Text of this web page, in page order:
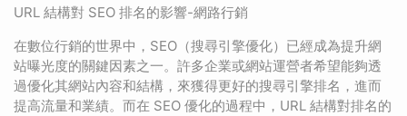
URL 結構對 SEO 排名的影響-網路行銷
在數位行銷的世界中，SEO（搜尋引擎優化）已經成為提升網
站曝光度的關鍵因素之一。許多企業或網站運營者希望能夠透
過優化其網站內容和結構，來獲得更好的搜尋引擎排名，進而
提高流量和業績。而在 SEO 優化的過程中，URL 結構對排名的